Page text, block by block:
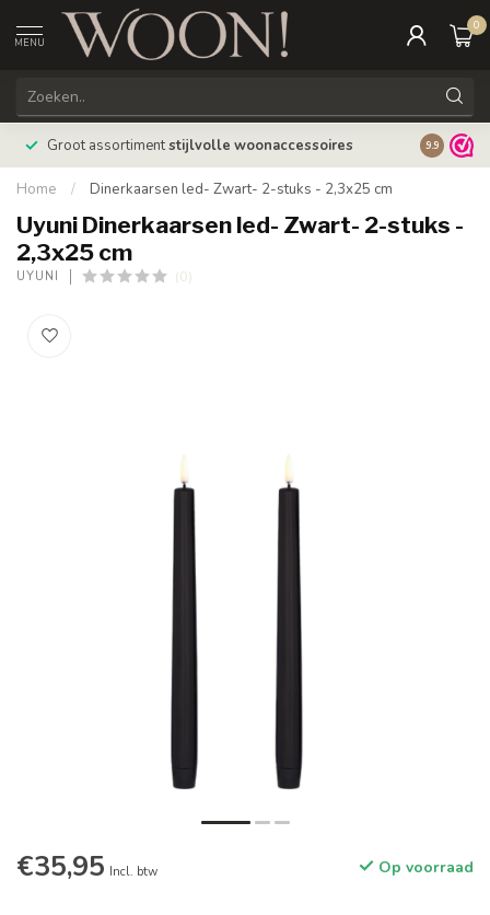
MENU
0
Groot assortimentstijlvolle woonaccessoires 9.9
Home / Dinerkaarsen led- Zwart- 2-stuks - 2,3x25 cm
Uyuni Dinerkaarsen led- Zwart- 2-stuks -
2,3x25 cm
UYUNI (0)
€35,95 Incl. btw Op voorraad